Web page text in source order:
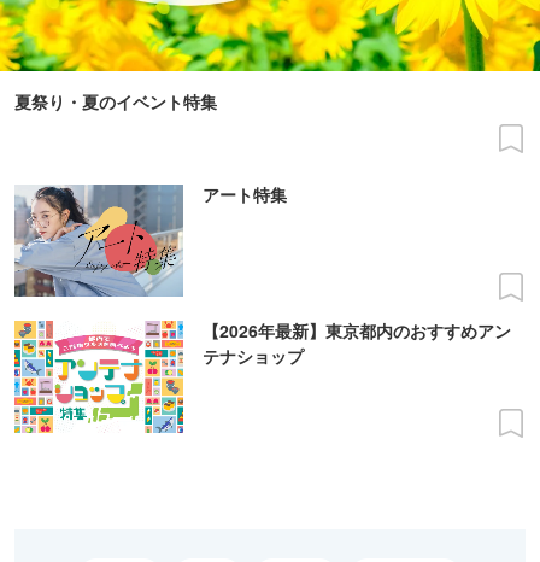
夏祭り・夏のイベント特集
アート特集
【2026年最新】東京都内のおすすめアン
テナショップ